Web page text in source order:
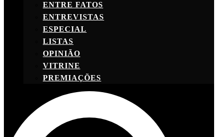
ENTRE FATOS
ENTREVISTAS
ESPECIAL
LISTAS
OPINIÃO
VITRINE
PREMIAÇÕES